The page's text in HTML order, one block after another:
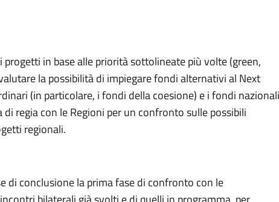
in base alle priorità sottolineate più volte (green,
la possibilità di impiegare fondi alternativi al Next
(in particolare, i fondi della coesione) e i fondi nazionali
regia con le Regioni per un confronto sulle possibili
regionali.
di conclusione la prima fase di confronto con le